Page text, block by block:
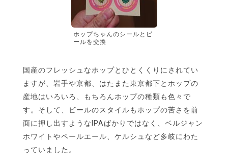
ホップちゃんのシールとビ
ールを交換
国産のフレッシュなホップとひとくくりにされてい
ますが、岩手や京都、はたまた東京都下とホップの
産地はいろいろ、もちろんホップの種類も色々で
す。そして、ビールのスタイルもホップの苦さを前
面に押し出すようなIPAばかりではなく、ベルジャン
ホワイトやペールエール、ケルシュなど多岐にわた
っていました。